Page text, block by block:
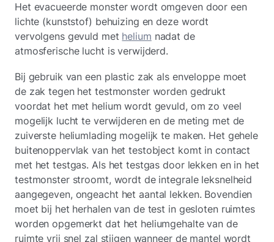
Het evacueerde monster wordt omgeven door een
lichte (kunststof) behuizing en deze wordt
vervolgens gevuld met helium nadat de
atmosferische lucht is verwijderd.
Bij gebruik van een plastic zak als enveloppe moet
de zak tegen het testmonster worden gedrukt
voordat het met helium wordt gevuld, om zo veel
mogelijk lucht te verwijderen en de meting met de
zuiverste heliumlading mogelijk te maken. Het gehele
buitenoppervlak van het testobject komt in contact
met het testgas. Als het testgas door lekken en in het
testmonster stroomt, wordt de integrale leksnelheid
aangegeven, ongeacht het aantal lekken. Bovendien
moet bij het herhalen van de test in gesloten ruimtes
worden opgemerkt dat het heliumgehalte van de
ruimte vrij snel zal stijgen wanneer de mantel wordt